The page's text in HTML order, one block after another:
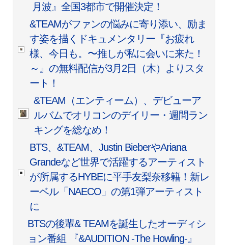
月波』全国3都市で開催決定！
&TEAMがファンの悩みに寄り添い、励ま
す姿を描くドキュメンタリー『お疲れ
様、今日も。〜推しが私に会いに来た！
～』の無料配信が3月2日（木）よりスタ
ート！
&TEAM（エンティーム）、デビューア
ルバムでオリコンのデイリー・週間ラン
キングを総なめ！
BTS、&TEAM、Justin BieberやAriana
Grandeなど世界で活躍するアーティスト
が所属するHYBEに平手友梨奈移籍！新レ
ーベル「NAECO」の第1弾アーティスト
に
BTSの後輩& TEAMを誕生したオーディシ
ョン番組 『&AUDITION -The Howling-』